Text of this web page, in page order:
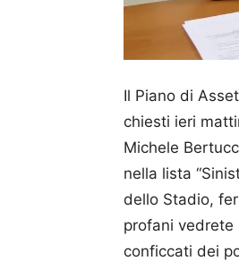
Il Piano di
chiesti ieri
Michele
nella lista
dello Stadio,
profani
conficcati dei